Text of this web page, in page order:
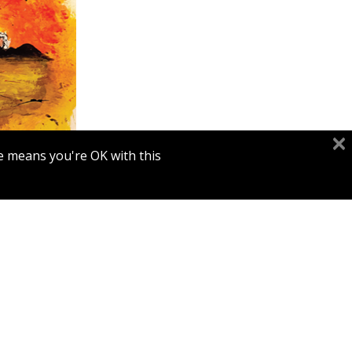
דינה
you're OK with this.